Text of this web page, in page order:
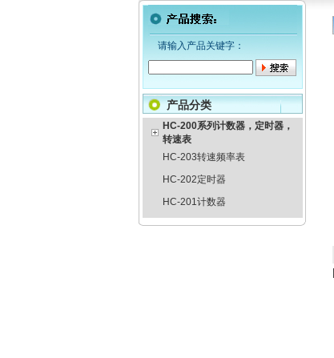
请输入产品关键字：
产品分类
HC-200系列计数器，定时器，
转速表
HC-203转速频率表
HC-202定时器
HC-201计数器